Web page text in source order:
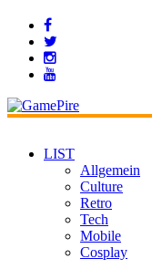
LIST
Allgemein
Culture
Retro
Tech
Mobile
Cosplay